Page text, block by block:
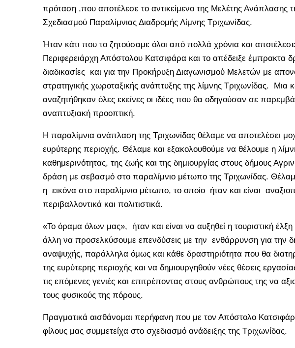
πρόταση ,που αποτέλεσε το αντικείμενο της Μελέτης Ανάπλασης
Σχεδιασμού Παραλίμνιας Διαδρομής Λίμνης Τριχωνίδας.
Ήταν κάτι που το ζητούσαμε όλοι από πολλά χρόνια και
Περιφερειάρχη Απόστολου Κατσιφάρα και το απέδειξε έμπρακτα
διαδικασίες και για την Προκήρυξη Διαγωνισμού Μελετών με
στρατηγικής χωροταξικής ανάπτυξης της λίμνης Τριχωνίδας. Μια
αναζητήθηκαν όλες εκείνες οι ιδέες που θα οδηγούσαν σε
αναπτυξιακή προοπτική.
Η παραλίμνια ανάπλαση της Τριχωνίδας θέλαμε να αποτελέσει
ευρύτερης περιοχής. Θέλαμε και εξακολουθούμε να θέλουμε η
καθημερινότητας, της ζωής και της δημιουργίας στους δήμους
δράση με σεβασμό στο παραλίμνιο μέτωπο της Τριχωνίδας.
η εικόνα στο παραλίμνιο μέτωπο, το οποίο ήταν και είναι
περιβαλλοντικά και πολιτιστικά.
«Το όραμα όλων μας», ήταν και είναι να αυξηθεί η τουριστική
άλλη να προσελκύσουμε επενδύσεις με την ενθάρρυνση για την
αναψυχής, παράλληλα όμως και κάθε δραστηριότητα που θα
της ευρύτερης περιοχής και να δημιουργηθούν νέες θέσεις
τις επόμενες γενιές και επιτρέποντας στους ανθρώπους της να
τους φυσικούς της πόρους.
Πραγματικά αισθάνομαι περήφανη που με τον Απόστολο
φίλους μας συμμετείχα στο σχεδιασμό ανάδειξης της Τριχωνίδας.